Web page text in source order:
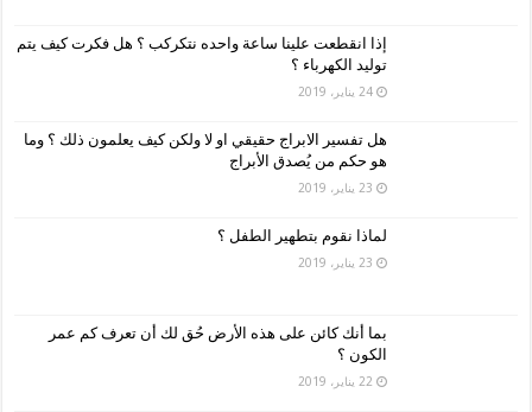
إذا انقطعت علينا ساعة واحده نتكركب ؟ هل فكرت كيف يتم
توليد الكهرباء ؟
24 يناير، 2019
هل تفسير الابراج حقيقي او لا ولكن كيف يعلمون ذلك ؟ وما
هو حكم من يُصدق الأبراج
23 يناير، 2019
لماذا نقوم بتطهير الطفل ؟
23 يناير، 2019
بما أنك كائن على هذه الأرض حُق لك أن تعرف كم عمر
الكون ؟
22 يناير، 2019